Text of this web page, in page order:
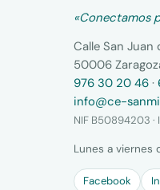
«Conectamos
Calle San Juan
50006
976 30 20 46 ·
info@ce-
NIF B50894203
Lunes a viernes
Facebook